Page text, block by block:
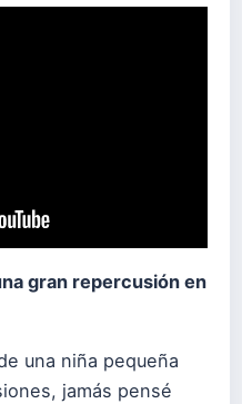
gran repercusión en
una niña pequeña
jamás pensé